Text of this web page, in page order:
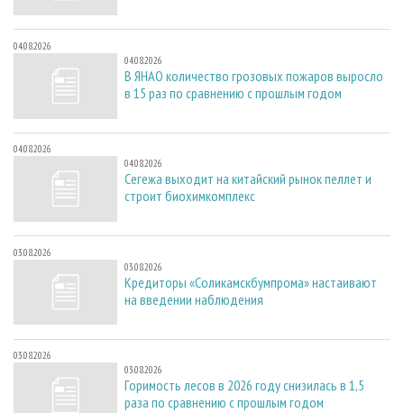
04.08.2026
04.08.2026
В ЯНАО количество грозовых пожаров выросло
в 15 раз по сравнению с прошлым годом
04.08.2026
04.08.2026
Сегежа выходит на китайский рынок пеллет и
строит биохимкомплекс
03.08.2026
03.08.2026
Кредиторы «Соликамскбумпрома» настаивают
на введении наблюдения
03.08.2026
03.08.2026
Горимость лесов в 2026 году снизилась в 1,5
раза по сравнению с прошлым годом